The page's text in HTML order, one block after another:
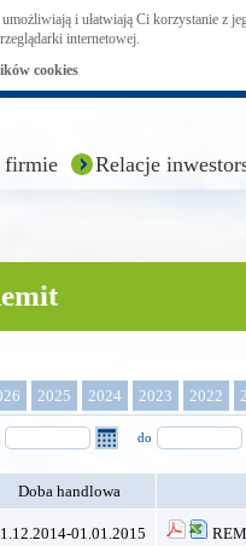
i ułatwiają Ci korzystanie z
internetowej.
cookies
firmie Relacje
2025 2024 2023 2022
do
Doba handlowa
01.01.2015